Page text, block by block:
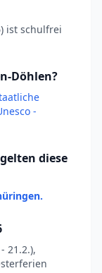
ist schulfrei
Döhlen?
-
diese
21.2.),